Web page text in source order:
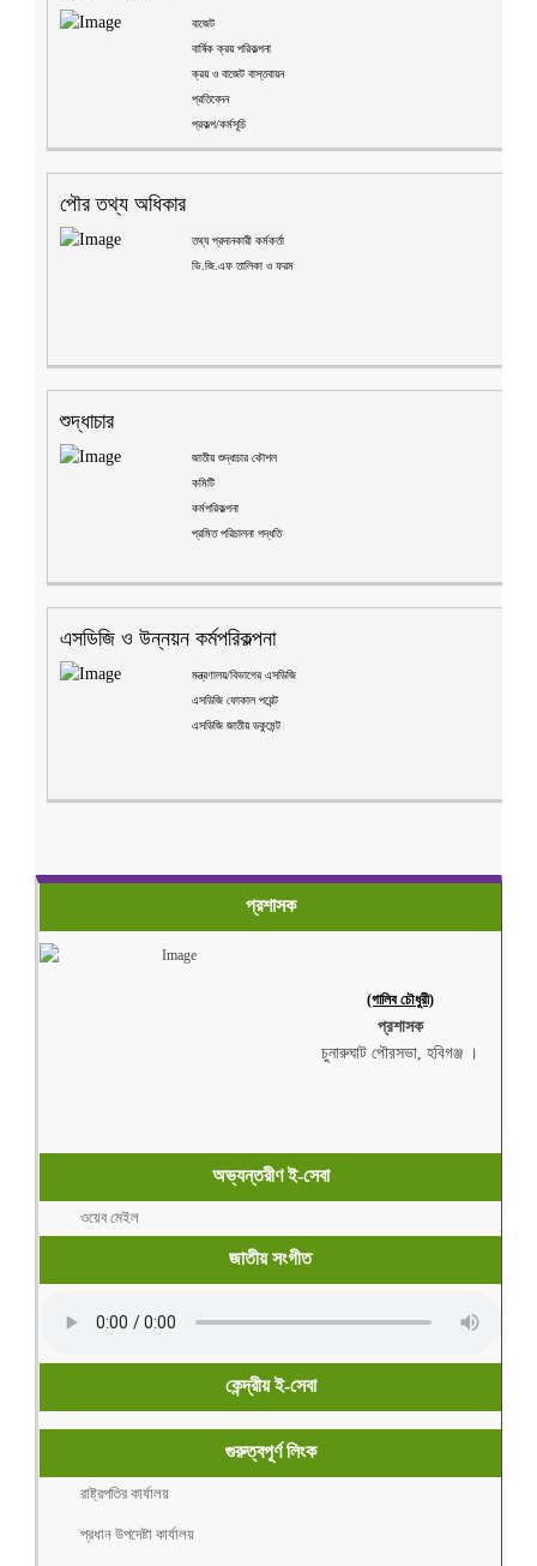
বাজেট
বার্ষিক ক্রয় পরিকল্পনা
ক্রয় ও বাজেট বাস্তবায়ন
প্রতিবেদন
প্রকল্প/কর্মসূচি
পৌর তথ্য অধিকার
তথ্য প্রদানকারী কর্মকর্তা
ভি.জি.এফ তালিকা ও ফরম
শুদ্ধাচার
জাতীয় শুদ্ধাচার কৌশল
কমিটি
কর্মপরিকল্পনা
প্রমিত পরিচালনা পদ্ধতি
এসডিজি ও উন্নয়ন কর্মপরিকল্পনা
মন্ত্রণালয়/বিভাগের এসডিজি
এসডিজি ফোকাল পয়েন্ট
এসডিজি জাতীয় ডকুমেন্ট
প্রশাসক
(গালিব চৌধুরী)
প্রশাসক
চুনারুঘাট পৌরসভা, হবিগঞ্জ ।
অভ্যন্তরীণ ই-সেবা
ওয়েব মেইল
জাতীয় সংগীত
কেন্দ্রীয় ই-সেবা
গুরুত্বপূর্ণ লিংক
রাষ্ট্রপতির কার্যালয়
প্রধান উপদেষ্টা কার্যালয়